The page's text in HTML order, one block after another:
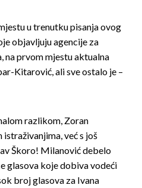
u trenutku pisanja ovog
objavljuju agencije za
na prvom mjestu aktualna
Kitarović, ali sve ostalo je –
razlikom, Zoran
već s još
Škoro! Milanović debelo
glasova koje dobiva vodeći
broj glasova za Ivana